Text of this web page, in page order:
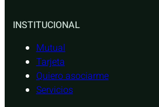
INSTITUCIONAL
Mutual
Tarjeta
Quiero asociarme
Servicios